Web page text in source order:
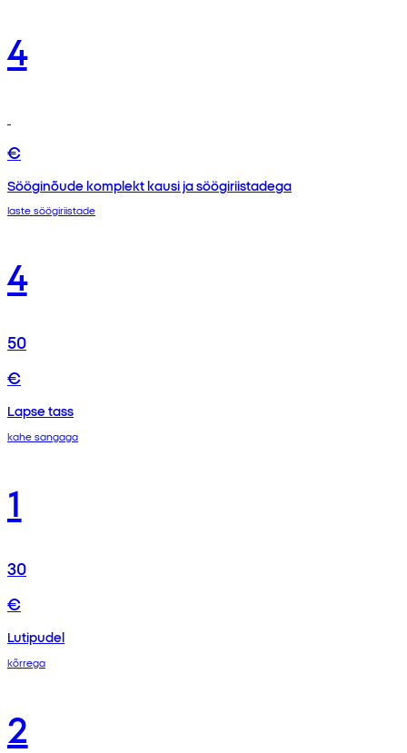
4
€
Sööginõude komplekt kausi ja söögiriistadega
laste söögiriistade
4
50
€
Lapse tass
kahe sangaga
1
30
€
Lutipudel
kõrrega
2